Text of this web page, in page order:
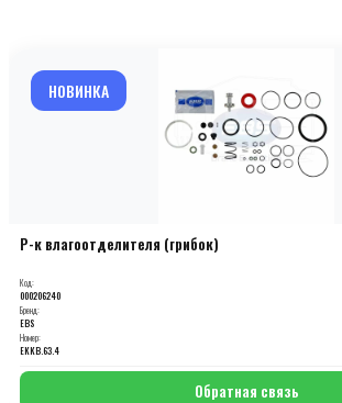
НОВИНКА
Р-к влагоотделителя (грибок)
Код:
000206240
Бренд:
EBS
Номер:
EKKB.63.4
Обратная связь